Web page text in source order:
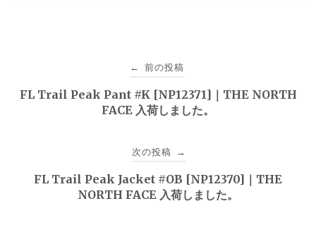
稿
← 前の投稿
FL Trail Peak Pant #K [NP12371]｜THE NORTH
FACE 入荷しました。
次の投稿 →
FL Trail Peak Jacket #OB [NP12370]｜THE
NORTH FACE 入荷しました。